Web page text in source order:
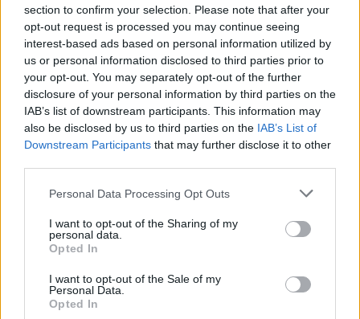
section to confirm your selection. Please note that after your
opt-out request is processed you may continue seeing
interest-based ads based on personal information utilized by
us or personal information disclosed to third parties prior to
your opt-out. You may separately opt-out of the further
disclosure of your personal information by third parties on the
IAB’s list of downstream participants. This information may
also be disclosed by us to third parties on the IAB’s List of
Downstream Participants that may further disclose it to other
Please note that this website/app uses one or more Google
not limited to your visit or usage behaviour. You may click to
grant or deny consent to Google and its third-party tags to
use your data for below specified purposes in below Google
consent section.
Personal Data Processing Opt Outs
I want to opt-out of the Sharing of my
personal data.
Opted In
I want to opt-out of the Sale of my
Personal Data.
Opted In